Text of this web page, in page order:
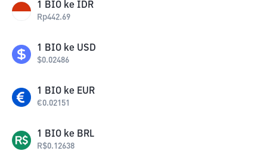
1 BIO ke IDR
Rp442.69
1 BIO ke USD
$0.02486
1 BIO ke EUR
€0.02151
1 BIO ke BRL
R$0.12638